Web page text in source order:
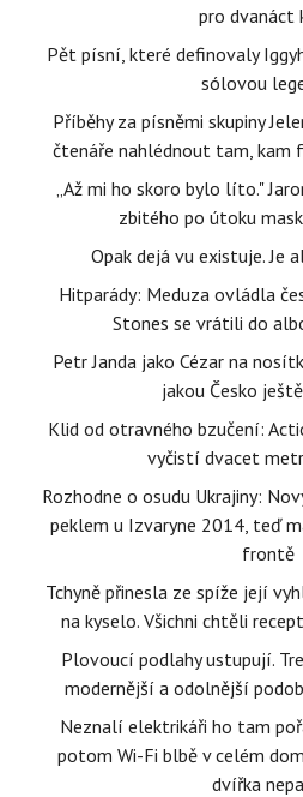
pro dvanáct
Pět písní, které definovaly
sólovou
Příběhy za písněmi skupiny
čtenáře nahlédnout tam, kam
„Až mi ho skoro bylo líto."
zbitého po útoku
Opak dejá vu existuje. Je
Hitparády: Meduza ovládla
Stones se vrátili do
Petr Janda jako Cézar na
jakou Česko
Klid od otravného bzučení:
vyčistí dvacet
Rozhodne o osudu Ukrajiny:
peklem u Izvaryne 2014, teď
frontě
Tchyně přinesla ze spíže její
na kyselo. Všichni chtěli
Plovoucí podlahy ustupují.
modernější a odolnější
Neznalí elektrikáři ho tam
potom Wi-Fi blbě v celém
dvířka